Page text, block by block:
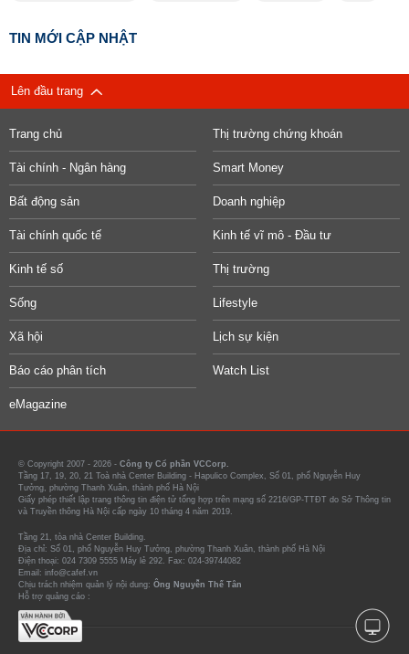
TIN MỚI CẬP NHẬT
Lên đầu trang
Trang chủ Thị trường chứng khoán
Tài chính - Ngân hàng Smart Money
Bất động sản Doanh nghiệp
Tài chính quốc tế Kinh tế vĩ mô - Đầu tư
Kinh tế số Thị trường
Sống Lifestyle
Xã hội Lịch sự kiện
Báo cáo phân tích Watch List
eMagazine
© Copyright 2007 - 2026 - Công ty Cổ phần VCCorp.
Tầng 17, 19, 20, 21 Toà nhà Center Building - Hapulico Complex, Số 01, phố Nguyễn Huy
Tưởng, phường Thanh Xuân, thành phố Hà Nội
Giấy phép thiết lập trang thông tin điện tử tổng hợp trên mạng số 2216/GP-TTĐT do Sở Thông tin
và Truyền thông Hà Nội cấp ngày 10 tháng 4 năm 2019.
Tầng 21, tòa nhà Center Building.
Địa chỉ: Số 01, phố Nguyễn Huy Tưởng, phường Thanh Xuân, thành phố Hà Nội
Điện thoại: 024 7309 5555 Máy lẻ 292. Fax: 024-39744082
Email: info@cafef.vn
Chịu trách nhiệm quản lý nội dung: Ông Nguyễn Thế Tân
Hỗ trợ quảng cáo :